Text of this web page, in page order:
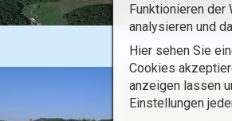
B
i
l
d
i
Funktionieren der
analysieren und
Hier sehen Sie
Cookies
anzeigen lassen
Einstellungen